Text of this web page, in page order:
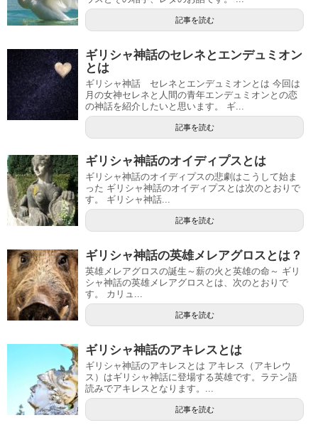
記事を読む
ギリシャ神話のセレネとエンデュミオン
とは
ギリシャ神話 セレネとエンデュミオンとは 今回は
月の女神セレネと人間の青年エンデュミオンとの恋
の神話を紹介したいと思います。 ギ...
記事を読む
ギリシャ神話のオイディプスとは
ギリシャ神話のオイディプスの悲劇はこうして始ま
った ギリシャ神話のオイディプスとは次のとおりで
す。 ギリシャ神話...
記事を読む
ギリシャ神話の英雄メレアグロスとは？
英雄メレアグロスの誕生～薪の火と英雄の命～ ギリ
シャ神話の英雄メレアグロスとは、次のとおりで
す。 カリュ...
記事を読む
ギリシャ神話のアキレスとは
ギリシャ神話のアキレスとは アキレス（アキレウ
ス）はギリシャ神話に登場する英雄です。ラテン語
読みでアキレスとなります。...
記事を読む